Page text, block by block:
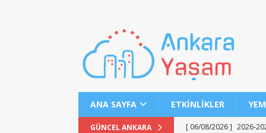
ANA SAYFA ETKINLIKLER
GÜNCEL ANKARA [ 06/08/2026 ] 2026-